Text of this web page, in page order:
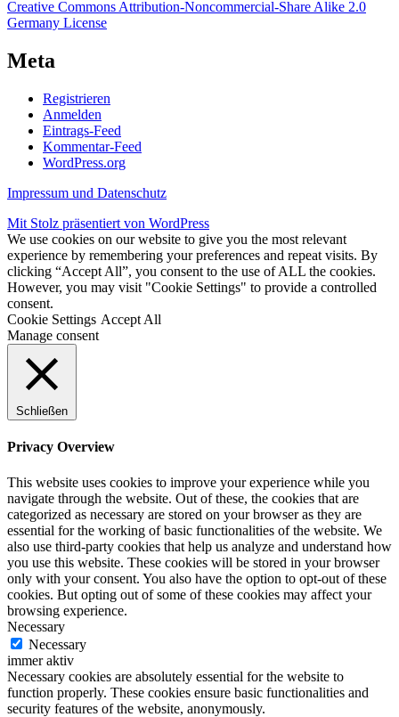
Creative Commons Attribution-Noncommercial-Share Alike 2.0
Germany License
Meta
Registrieren
Anmelden
Eintrags-Feed
Kommentar-Feed
WordPress.org
Impressum und Datenschutz
Mit Stolz präsentiert von WordPress
We use cookies on our website to give you the most relevant
experience by remembering your preferences and repeat visits. By
clicking “Accept All”, you consent to the use of ALL the cookies.
However, you may visit "Cookie Settings" to provide a controlled
consent.
Cookie Settings Accept All
Manage consent
Schließen
Privacy Overview
This website uses cookies to improve your experience while you
navigate through the website. Out of these, the cookies that are
categorized as necessary are stored on your browser as they are
essential for the working of basic functionalities of the website. We
also use third-party cookies that help us analyze and understand how
you use this website. These cookies will be stored in your browser
only with your consent. You also have the option to opt-out of these
cookies. But opting out of some of these cookies may affect your
browsing experience.
Necessary
Necessary
immer aktiv
Necessary cookies are absolutely essential for the website to
function properly. These cookies ensure basic functionalities and
security features of the website, anonymously.